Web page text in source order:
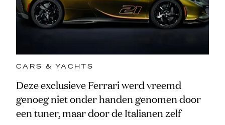
CARS & YACHTS
Deze exclusieve Ferrari werd vreemd
genoeg niet onder handen genomen door
een tuner, maar door de Italianen zelf